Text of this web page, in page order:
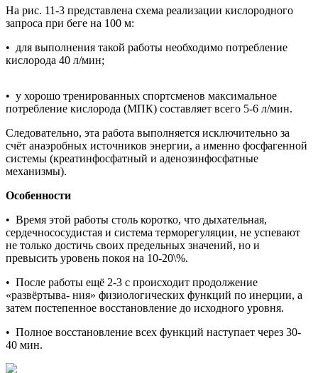
На рис. 11-3 представлена схема реализации кислородного
запроса при беге на 100 м:
• для выполнения такой работы необходимо потребление
кислорода 40 л/мин;
• у хорошо тренированных спортсменов максимальное
потребление кислорода (МПК) составляет всего 5-6 л/мин.
Следовательно, эта работа выполняется исключительно за
счёт анаэробных источников энергии, а именно фосфагенной
системы (креатинфосфатный и аденозинфосфатные
механизмы).
Особенности
• Время этой работы столь коротко, что дыхательная,
сердечнососудистая и система терморегуляции, не успевают
не только достичь своих предельных значений, но и
превысить уровень покоя на 10-20\%.
• После работы ещё 2-3 с происходит продолжение
«развёртыва- ния» физиологических функций по инерции, а
затем постепенное восстановление до исходного уровня.
• Полное восстановление всех функций наступает через 30-
40 мин.